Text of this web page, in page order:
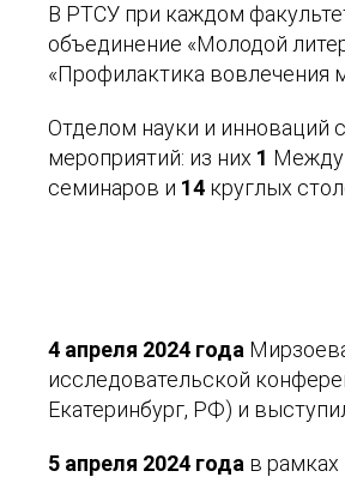
В РТСУ при каждом
объединение «Молодой
«Профилактика вовлечения
Отделом науки и инноваций
мероприятий: из них 1
семинаров и 14 круглых
4 апреля 2024 года
исследовательской
Екатеринбург, РФ) и
5 апреля 2024 года в